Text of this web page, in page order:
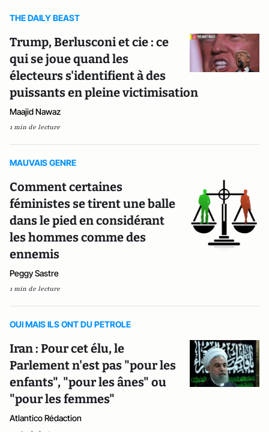
THE DAILY BEAST
Trump, Berlusconi et cie : ce
qui se joue quand les
électeurs s'identifient à des
puissants en pleine victimisation
Maajid Nawaz
1 min de lecture
MAUVAIS GENRE
Comment certaines
féministes se tirent une balle
dans le pied en considérant
les hommes comme des
ennemis
Peggy Sastre
1 min de lecture
OUI MAIS ILS ONT DU PETROLE
Iran : Pour cet élu, le
Parlement n'est pas "pour les
enfants", "pour les ânes" ou
"pour les femmes"
Atlantico Rédaction